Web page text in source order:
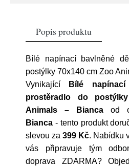
Popis produktu
Bílé napínací bavlněné
postýlky 70x140 cm Zoo
Vynikající
Bílé
prostěradlo do
Animals – Bianca od
Bianca - tento produkt
slevou za 399 Kč. Nabídku
vás připravuje tým
doprava ZDARMA?